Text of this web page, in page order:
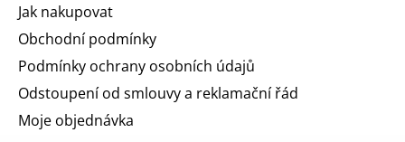
Jak nakupovat
Obchodní podmínky
Podmínky ochrany osobních údajů
Odstoupení od smlouvy a reklamační řád
Moje objednávka